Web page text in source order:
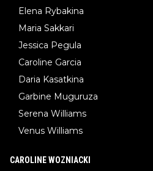
Elena Rybakina
Maria Sakkari
Jessica Pegula
Caroline Garcia
Daria Kasatkina
Garbine Muguruza
Serena Williams
Venus Williams
CAROLINE WOZNIACKI